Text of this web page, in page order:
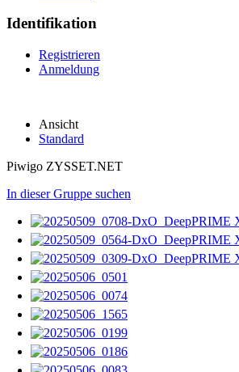
Identifikation
Registrieren
Anmeldung
Ansicht
Standard
Piwigo ZYSSET.NET
In dieser Gruppe suchen